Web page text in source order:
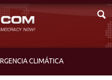
CLIMÁTICA